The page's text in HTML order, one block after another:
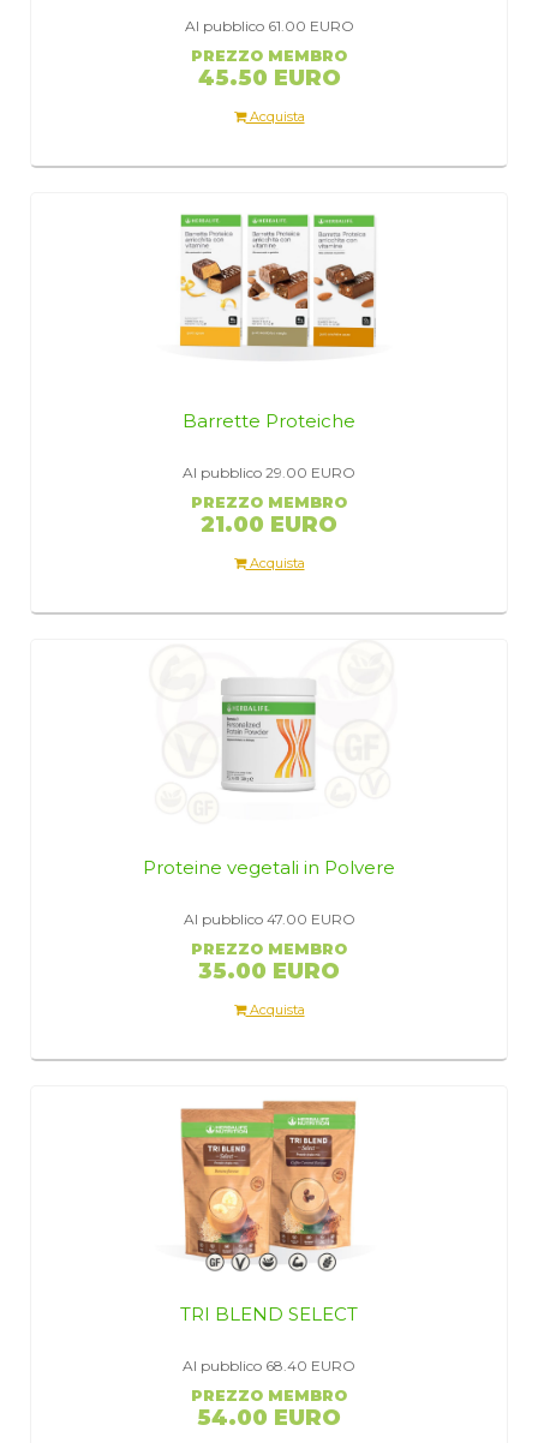
Al pubblico 61.00 EURO
PREZZO MEMBRO
45.50 EURO
Acquista
Barrette Proteiche
Al pubblico 29.00 EURO
PREZZO MEMBRO
21.00 EURO
Acquista
Proteine vegetali in Polvere
Al pubblico 47.00 EURO
PREZZO MEMBRO
35.00 EURO
Acquista
TRI BLEND SELECT
Al pubblico 68.40 EURO
PREZZO MEMBRO
54.00 EURO